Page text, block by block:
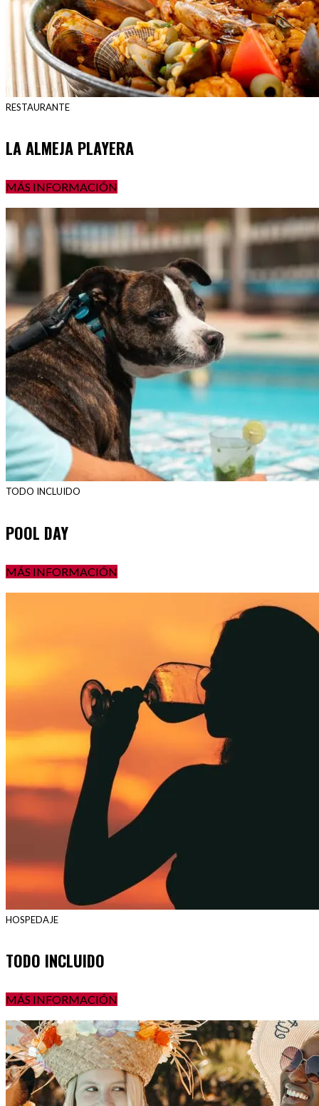
RESTAURANTE
LA ALMEJA PLAYERA
MÁS INFORMACIÓN
TODO INCLUIDO
POOL DAY
MÁS INFORMACIÓN
HOSPEDAJE
TODO INCLUIDO
MÁS INFORMACIÓN